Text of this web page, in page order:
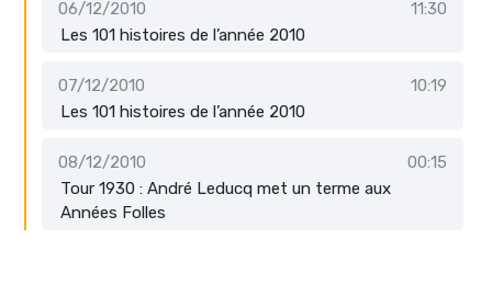
06/12/2010
11:30
Les 101 histoires de l’année 2010
07/12/2010
10:19
Les 101 histoires de l’année 2010
08/12/2010
00:15
Tour 1930 : André Leducq met un terme aux
Années Folles